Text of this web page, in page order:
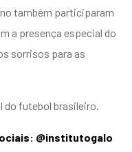
também participaram
a presença especial do
sorrisos para as
do futebol brasileiro.
@institutogalo